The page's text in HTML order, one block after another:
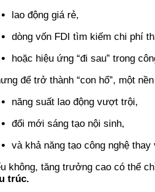
lao động giá rẻ,
dòng vốn FDI tìm kiếm chi phí
hoặc hiệu ứng “đi sau” trong
để trở thành “con hổ”, một
năng suất lao động vượt trội,
đổi mới sáng tạo nội sinh,
và khả năng tạo công nghệ
không, tăng trưởng cao có thể
trúc.